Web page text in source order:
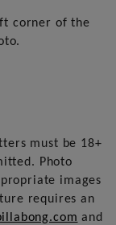
corner of the
must be 18+
Photo
images
requires an
and